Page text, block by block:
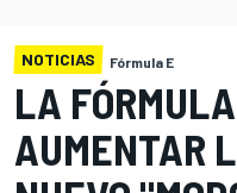
NOTICIAS Fórmula E
LA
AUMENTAR